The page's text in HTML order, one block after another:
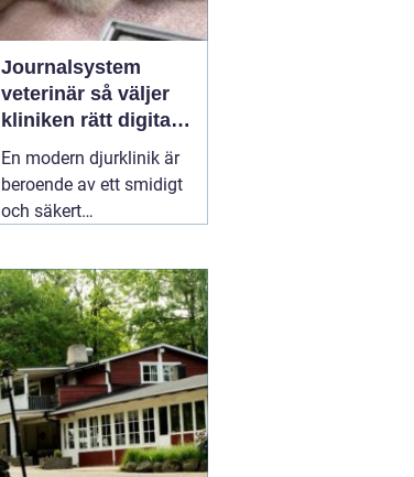
Journalsystem
veterinär så väljer
kliniken rätt digitalt
stöd
En modern djurklinik är
beroende av ett smidigt
och säkert
fungerande digitalt flöde
blir vardagen snabbt
rörig: dubbelbokningar,
svåröverskådliga
journaler och onödigt
administrativt arbete. Ett
03 april 2026